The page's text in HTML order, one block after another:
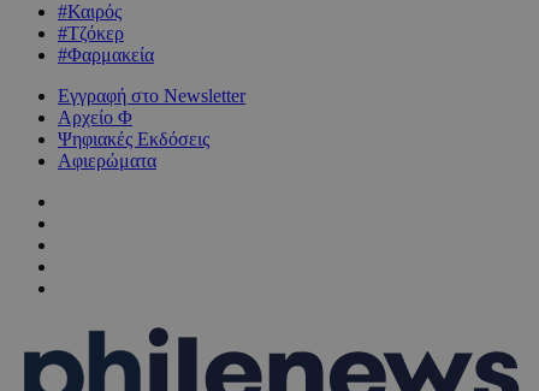
#Καιρός
#Τζόκερ
#Φαρμακεία
Εγγραφή στο Newsletter
Αρχείο Φ
Ψηφιακές Εκδόσεις
Αφιερώματα